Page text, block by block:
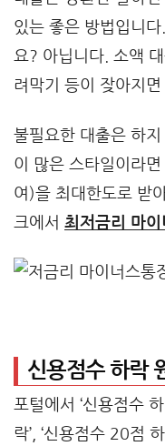
있는 좋은 방법입니
요? 아닙니다. 소액
려막기 등이 잦아지
불필요한 대출은 하
이 많은 스타일이라
여)을 최대한도로 받
크에서 최저금리 마
신용점수 하락
포털에서 ‘신용점수
락’, ‘신용점수 20점